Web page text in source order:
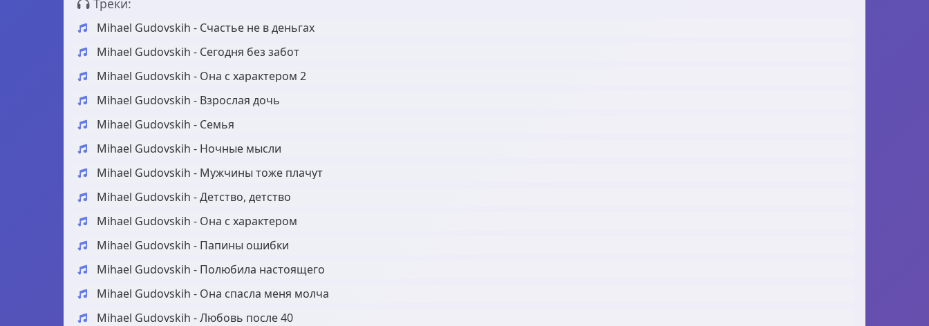
Треки:
Mihael Gudovskih - Счастье не в деньгах
Mihael Gudovskih - Сегодня без забот
Mihael Gudovskih - Она с характером 2
Mihael Gudovskih - Взрослая дочь
Mihael Gudovskih - Семья
Mihael Gudovskih - Ночные мысли
Mihael Gudovskih - Мужчины тоже плачут
Mihael Gudovskih - Детство, детство
Mihael Gudovskih - Она с характером
Mihael Gudovskih - Папины ошибки
Mihael Gudovskih - Полюбила настоящего
Mihael Gudovskih - Она спасла меня молча
Mihael Gudovskih - Любовь после 40